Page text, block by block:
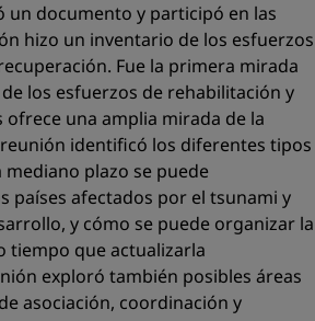
un documento y participó en las
hizo un inventario de los esfuerzos
Fue la primera mirada
los esfuerzos de rehabilitación y
una amplia mirada de la
identificó los diferentes tipos
plazo se puede
países afectados por el tsunami y
y cómo se puede organizar la
tiempo que actualizarla
exploró también posibles áreas
asociación, coordinación y